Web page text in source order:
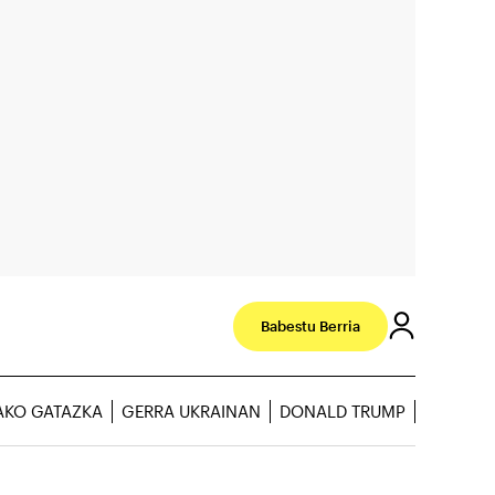
Babestu Berria
GATAZKA GERRA UKRAINAN DONALD TRUMP